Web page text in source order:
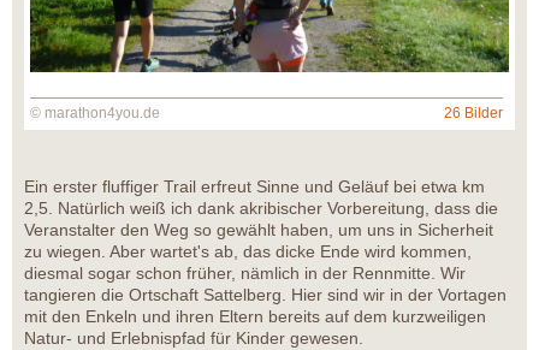
© marathon4you.de 26 Bilder
Ein erster fluffiger Trail erfreut Sinne und Geläuf bei etwa km
2,5. Natürlich weiß ich dank akribischer Vorbereitung, dass die
Veranstalter den Weg so gewählt haben, um uns in Sicherheit
zu wiegen. Aber wartet's ab, das dicke Ende wird kommen,
diesmal sogar schon früher, nämlich in der Rennmitte. Wir
tangieren die Ortschaft Sattelberg. Hier sind wir in der Vortagen
mit den Enkeln und ihren Eltern bereits auf dem kurzweiligen
Natur- und Erlebnispfad für Kinder gewesen.